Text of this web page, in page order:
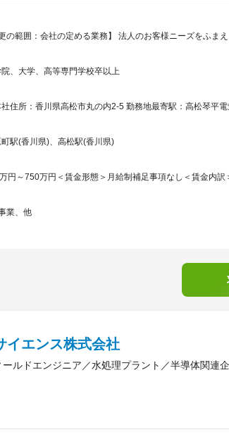
の範囲：会社の定める業務】 法人のお客様ニーズをふま
、大学、高等専門学校卒以上
社住所：香川県高松市丸の内2-5 勤務地最寄駅：高松琴平
駅(香川県)、高松駅(香川県)
円～750万円＜賃金形態＞月給制補足事項なし＜賃金内
業、他
イエンス株式会社
ールドエンジニア／水処理プラント／半導体関連